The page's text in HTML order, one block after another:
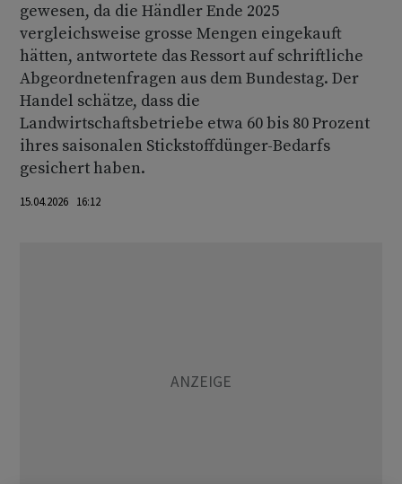
gewesen, da die Händler Ende 2025
vergleichsweise grosse Mengen eingekauft
hätten, antwortete das Ressort auf schriftliche
Abgeordnetenfragen aus dem Bundestag. Der
Handel schätze, dass die
Landwirtschaftsbetriebe etwa 60 bis 80 Prozent
ihres saisonalen Stickstoffdünger-Bedarfs
gesichert haben.
15.04.2026 16:12